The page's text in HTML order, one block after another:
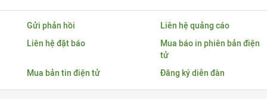
Gửi phản hồi
Liên hệ quảng cáo
Liên hệ đặt báo
Mua báo in phiên bản điện
tử
Mua bản tin điện tử
Đăng ký diễn đàn